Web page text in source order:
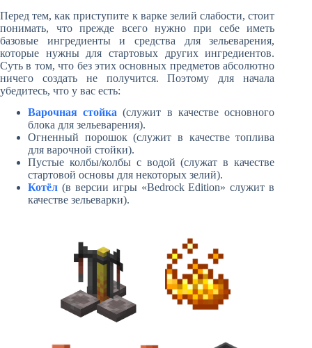
Перед тем, как приступите к варке зелий слабости, стоит
понимать, что прежде всего нужно при себе иметь
базовые ингредиенты и средства для зельеварения,
которые нужны для стартовых других ингредиентов.
Суть в том, что без этих основных предметов абсолютно
ничего создать не получится. Поэтому для начала
убедитесь, что у вас есть:
Варочная стойка (служит в качестве основного
блока для зельеварения).
Огненный порошок (служит в качестве топлива
для варочной стойки).
Пустые колбы/колбы с водой (служат в качестве
стартовой основы для некоторых зелий).
Котёл (в версии игры «Bedrock Edition» служит в
качестве зельеварки).